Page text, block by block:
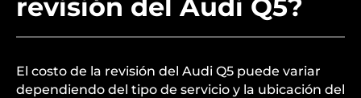
revisión del Audi Q5?
El costo de la revisión del Audi Q5 puede variar
dependiendo del tipo de servicio y la ubicación del